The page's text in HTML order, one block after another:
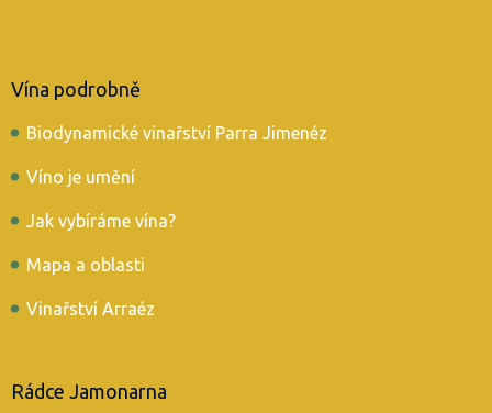
Vína podrobně
Biodynamické vinařství Parra Jimenéz
Víno je umění
Jak vybíráme vína?
Mapa a oblasti
Vinařství Arraéz
Rádce Jamonarna